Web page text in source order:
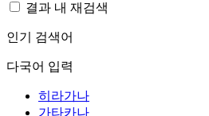
결과 내 재검색
인기 검색어
다국어 입력
히라가나
가타카나